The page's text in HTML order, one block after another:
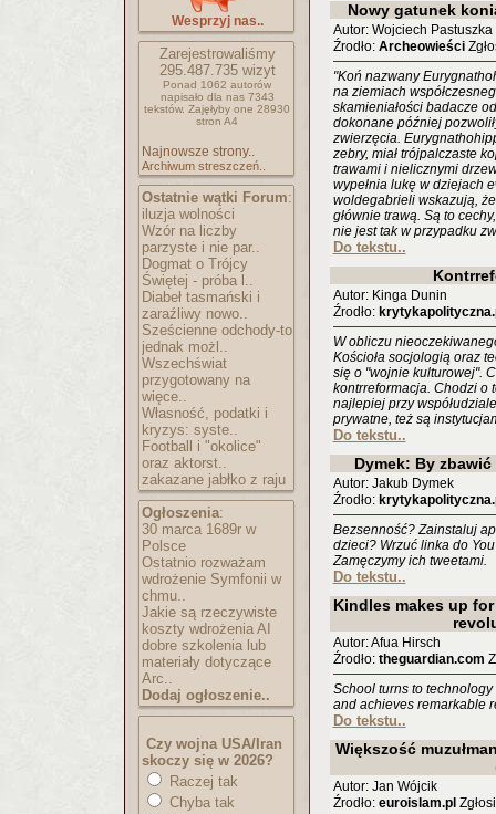
Wesprzyj nas..
Zarejestrowaliśmy
295.487.735wizyt
Ponad 1062 autorów
napisało dla nas 7343
tekstów. Zajęłyby one 28930
stron A4
Najnowsze strony..
Archiwum streszczeń..
Ostatnie wątki Forum:
iluzja wolności
Wzór na liczby
parzyste i nie par..
Dogmat o Trójcy
Świętej - próba l..
Diabeł tasmański i
zaraźliwy nowo..
Sześcienne odchody-to
jednak możl..
Wszechświat
przygotowany na
więce..
Własność, podatki i
kryzys: syste..
Football i "okolice"
oraz aktorst..
zakazane jabłko z raju
Ogłoszenia:
30 marca 1689r w
Polsce
Ostatnio rozważam
wdrożenie Symfonii w
chmu..
Jakie są rzeczywiste
koszty wdrożenia AI
dobre szkolenia lub
materiały dotyczące
Arc..
Dodaj ogłoszenie..
Czy wojna USA/Iran
skoczy się w 2026?
Raczej tak
Chyba tak
Nowy gatunek
Autor: Wojciech Pastuszka
Źrodło: Archeowieści
"Koń nazwany
na ziemiach
skamieniałości badacze
dokonane później
zwierzęcia.
zebry, miał trójpalczaste
trawami i nielicznymi
wypełnia lukę w dziejach
woldegabrieli wskazują,
głównie trawą. Są to
nie jest tak w przypadku
Do tekstu..
Autor: Kinga Dunin
Źrodło:
W obliczu
Kościoła socjologią oraz
się o "wojnie kulturowej".
kontrreformacja. Chodzi o
najlepiej przy
prywatne, też są
Do tekstu..
Dymek: By
Autor: Jakub Dymek
Źrodło:
Bezsenność? Zainstaluj
dzieci? Wrzuć linka do
Zamęczymy ich tweetami.
Do tekstu..
Kindles makes up
Autor: Afua Hirsch
Źrodło: theguardian.com
School turns to
and achieves remarkable
Do tekstu..
Większość
Autor: Jan Wójcik
Źrodło: euroislam.pl